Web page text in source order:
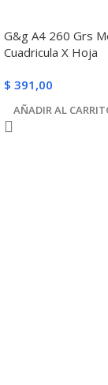
G&g A4 260 Grs
Cuadricula X Hoja
$ 391,00
AÑADIR AL